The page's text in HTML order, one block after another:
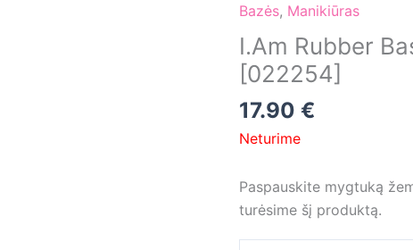
Bazės, Manikiūras
I.Am Rubber
[022254]
17.90€
Neturime
Paspauskite mygtuką
turėsime šį produktą.